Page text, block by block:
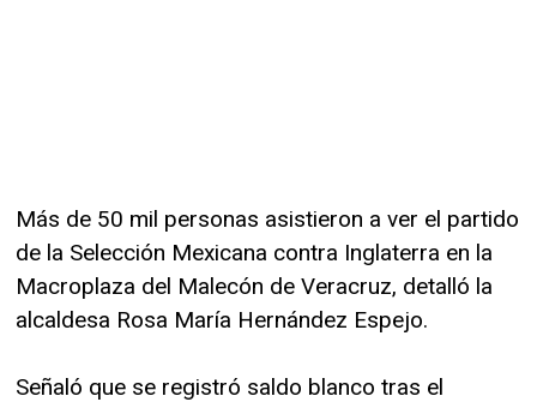
Más de 50 mil personas asistieron a ver el partido
de la Selección Mexicana contra Inglaterra en la
Macroplaza del Malecón de Veracruz, detalló la
alcaldesa Rosa María Hernández Espejo.
Señaló que se registró saldo blanco tras el